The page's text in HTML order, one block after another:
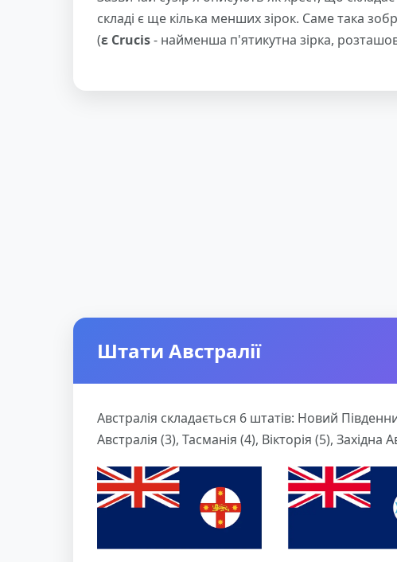
складі є ще кілька менших зірок. Саме така
(ɛ Crucis- найменша п'ятикутна зірка,
Штати Австралії
Австралія складається 6 штатів: Новий
Австралія (3), Тасманія (4), Вікторія (5), Західна